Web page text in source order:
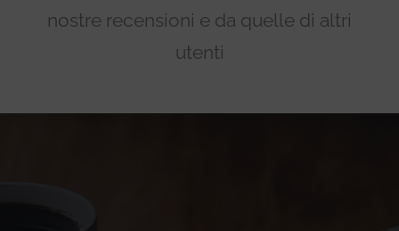
nostre recensioni e da quelle di altri
utenti